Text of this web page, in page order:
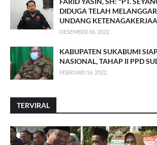
DIDUGA TELAH
UNDANG
DESEMBER 06, 2022
KABUPATEN SUKABUMI
NASIONAL, TAHAP II PPD
FEBRUARI 16, 2022
TERVIRAL